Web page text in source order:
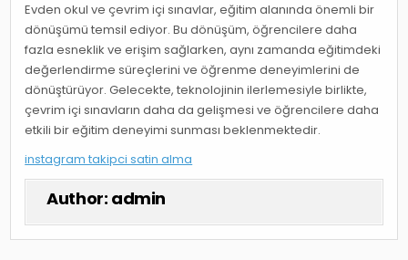
Evden okul ve çevrim içi sınavlar, eğitim alanında önemli bir
dönüşümü temsil ediyor. Bu dönüşüm, öğrencilere daha
fazla esneklik ve erişim sağlarken, aynı zamanda eğitimdeki
değerlendirme süreçlerini ve öğrenme deneyimlerini de
dönüştürüyor. Gelecekte, teknolojinin ilerlemesiyle birlikte,
çevrim içi sınavların daha da gelişmesi ve öğrencilere daha
etkili bir eğitim deneyimi sunması beklenmektedir.
instagram takipci satin alma
Author: admin